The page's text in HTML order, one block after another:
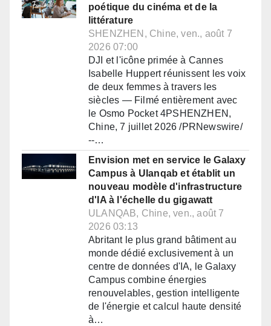
poétique du cinéma et de la
littérature
SHENZHEN, Chine, ven., août 7
2026 07:00
DJI et l'icône primée à Cannes
Isabelle Huppert réunissent les voix
de deux femmes à travers les
siècles — Filmé entièrement avec
le Osmo Pocket 4PSHENZHEN,
Chine, 7 juillet 2026 /PRNewswire/
--…
Envision met en service le Galaxy
Campus à Ulanqab et établit un
nouveau modèle d'infrastructure
d'IA à l'échelle du gigawatt
ULANQAB, Chine, ven., août 7
2026 03:13
Abritant le plus grand bâtiment au
monde dédié exclusivement à un
centre de données d'IA, le Galaxy
Campus combine énergies
renouvelables, gestion intelligente
de l'énergie et calcul haute densité
à…